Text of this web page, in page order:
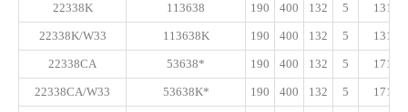
22338K 113638 190 400 132 5 1310
22338K/W33 113638K 190 400 132 5 1310
22338CA 53638* 190 400 132 5 1710
22338CA/W33 53638K* 190 400 132 5 1710